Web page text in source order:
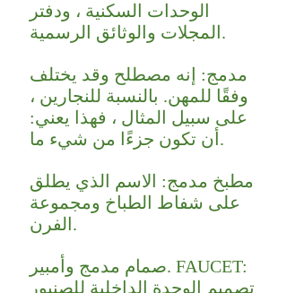
الوحدات السكنية ، ودفتر
المجلات والوثائق الرسمية.
مدمج: إنه مصطلح وقد يختلف
وفقًا للمهن. بالنسبة للنجارين ،
على سبيل المثال ، فهذا يعني:
أن تكون جزءًا من شيء ما.
مطبخ مدمج: الاسم الذي يطلق
على شفاط الطباخ ومجموعة
الفرن.
صمام مدمج وأمبير. FAUCET:
تصميم الوحدة الداخلية للصنبور